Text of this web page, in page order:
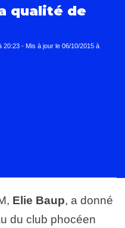
qualité de
20:23 - Mis à jour le 06/10/2015 à
Elie Baup, a donné
du club phocéen